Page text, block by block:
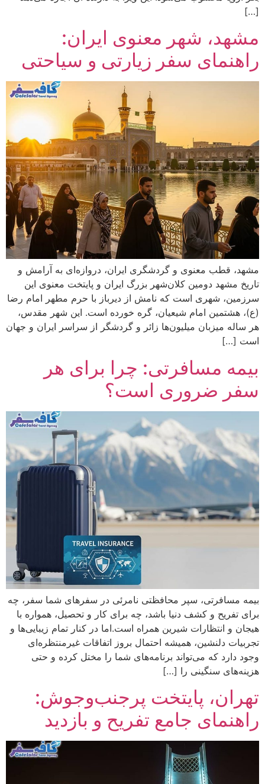
[…]
مشهد، شهر معنوی ایران:
راهنمای سفر زیارتی و سیاحتی
مشهد، قطب معنوی و گردشگری ایران، دروازه‌ای به آرامش و
تاریخ مشهد دومین کلان‌شهر بزرگ ایران و پایتخت معنوی این
سرزمین، شهری است که نامش از دیرباز با حرم مطهر امام رضا
(ع)، هشتمین امام شیعیان، گره خورده است. این شهر مقدس،
هر ساله میزبان میلیون‌ها زائر و گردشگر از سراسر ایران و جهان
است […]
بیمه مسافرتی: چرا برای هر
سفر ضروری است؟
بیمه مسافرتی، سپر محافظتی نامرئی در سفرهای شما سفر، چه
برای تفریح و کشف دنیا باشد، چه برای کار و تحصیل، همواره با
هیجان و انتظارات شیرین همراه است.اما در کنار تمام زیبایی‌ها و
تجربیات دلنشین، همیشه احتمال بروز اتفاقات غیرمنتظره‌ای
وجود دارد که می‌تواند برنامه‌های شما را مختل کرده و حتی
هزینه‌های سنگینی را […]
تهران، پایتخت پرجنب‌وجوش:
راهنمای جامع تفریح و بازدید